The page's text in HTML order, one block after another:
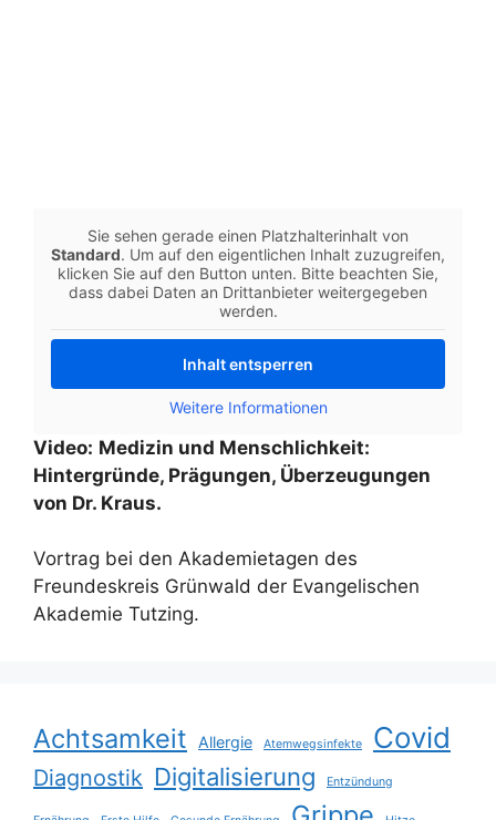
Sie sehen gerade einen Platzhalterinhalt von
Standard. Um auf den eigentlichen Inhalt zuzugreifen,
klicken Sie auf den Button unten. Bitte beachten Sie,
dass dabei Daten an Drittanbieter weitergegeben
werden.
Inhalt entsperren
Weitere Informationen
Video: Medizin und Menschlichkeit:
Hintergründe, Prägungen, Überzeugungen
von Dr. Kraus.
Vortrag bei den Akademietagen des
Freundeskreis Grünwald der Evangelischen
Akademie Tutzing.
Achtsamkeit Allergie Atemwegsinfekte Covid
Diagnostik Digitalisierung Entzündung